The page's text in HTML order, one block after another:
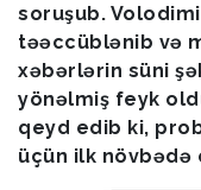
soruşub.
təəccüblənib və
xəbərlərin süni
yönəlmiş feyk
qeyd edib ki,
üçün ilk növbədə